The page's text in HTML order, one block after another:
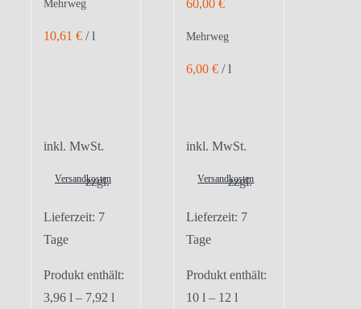
Mehrweg
10,61 € /l
inkl. MwSt.
zzgl.
Versandkosten
Lieferzeit: 7
Tage
Produkt enthält:
3,96 l – 7,92 l
60,00€
Mehrweg
6,00€ /l
inkl. MwSt.
zzgl.
Versandkosten
Lieferzeit: 7
Tage
Produkt enthält:
10l – 12l